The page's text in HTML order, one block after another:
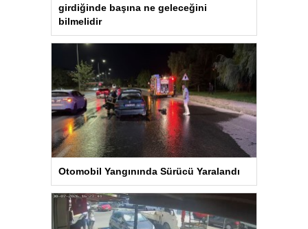
girdiğinde başına ne geleceğini
bilmelidir
Otomobil Yangınında Sürücü Yaralandı